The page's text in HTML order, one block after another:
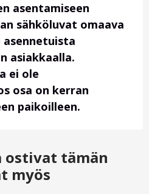
asentamiseen
sähköluvat omaava
asiakkaalla.
ei ole
osa on kerran
paikoilleen.
ostivat tämän
myös